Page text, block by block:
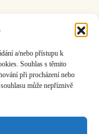
a/nebo přístupu k
Souhlas s těmito
při procházení nebo
může nepříznivě
informační středisko
Dokument